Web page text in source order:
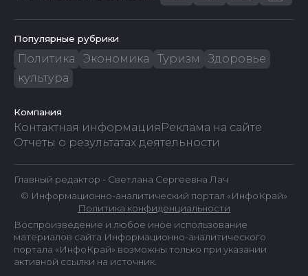
Популярные рубрики
Политика Экономика Туризм
Здоровье
культура
Компания
Контактная информация Реклама на сайте
Отчеты о результатах деятельности
Главный редактор - Светлана Сергеевна Лач
© Информационно-аналитический портал «ИнфоКрай»
Политика конфиденциальности
Воспроизведение и любое иное использование
материалов сайта Информационно-аналитического
портала «ИнфоКрай» возможны только при указании
активной ссылки на источник.